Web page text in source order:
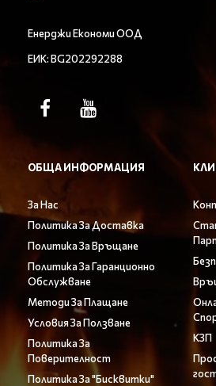
Енерджи Економи ООД
ЕИК: BG202292288
ОБЩА ИНФОРМАЦИЯ
За Нас
Политика За Доставка
Политика За Връщане
Политика За Гаранционно
Обслужване
Методи За Плащане
Условия За Ползване
Политика За
Поверителност
Политика За "Бисквитки"
КЗП